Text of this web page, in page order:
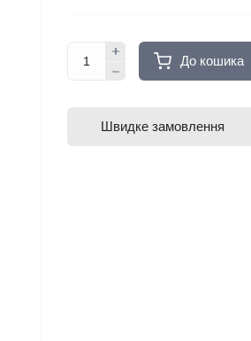
До кошика
Швидке замовлення